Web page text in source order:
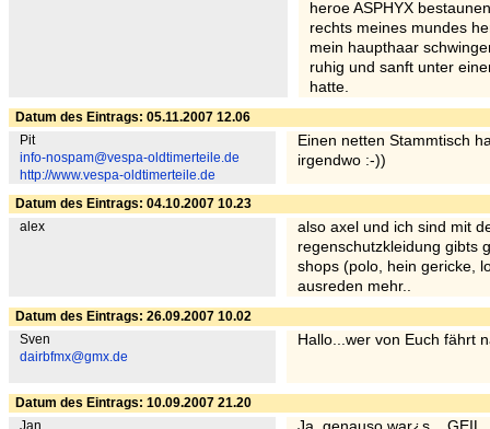
heroe ASPHYX
rechts meines mundes
mein haupthaar
ruhig und sanft unter
hatte.
Datum des Eintrags: 05.11.2007 12.06
Pit
info-nospam@vespa-oldtimerteile.de
http://www.vespa-oldtimerteile.de
Einen netten Stammtisch
irgendwo :-))
Datum des Eintrags: 04.10.2007 10.23
alex
also axel und ich sind mit
regenschutzkleidung gibts
shops (polo, hein gericke,
ausreden mehr..
Datum des Eintrags: 26.09.2007 10.02
Sven
dairbfmx@gmx.de
Hallo...wer von Euch fährt
Datum des Eintrags: 10.09.2007 21.20
Jan